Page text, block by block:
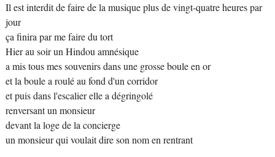
Il est interdit de faire de la musique plus de vingt-quatre heures par
jour
ça finira par me faire du tort
Hier au soir un Hindou amnésique
a mis tous mes souvenirs dans une grosse boule en or
et la boule a roulé au fond d'un corridor
et puis dans l'escalier elle a dégringolé
renversant un monsieur
devant la loge de la concierge
un monsieur qui voulait dire son nom en rentrant